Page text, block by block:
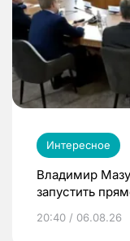
Интересное
Владимир
запустить
20:40 / 06.08.26